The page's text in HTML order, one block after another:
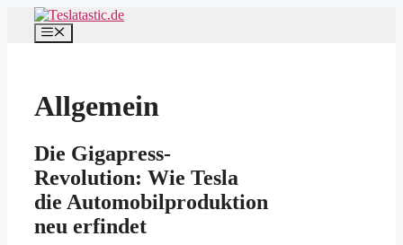
Inhalt
springen
Menü
Allgemein
Die Gigapress-
Revolution: Wie Tesla
die Automobilproduktion
neu erfindet